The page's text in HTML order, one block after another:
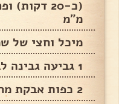
מ"מ
מיכל וחצי של
1 גביעה גבינה לבנה 9%
2 כפות אבקת מרק עוף או בצל